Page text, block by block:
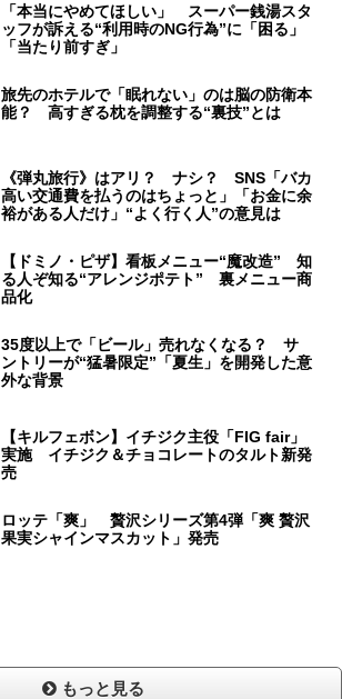
「本当にやめてほしい」 スーパー銭湯スタ
ッフが訴える“利用時のNG行為”に「困る」
「当たり前すぎ」
旅先のホテルで「眠れない」のは脳の防衛本
能？ 高すぎる枕を調整する“裏技”とは
《弾丸旅行》はアリ？ ナシ？ SNS「バカ
高い交通費を払うのはちょっと」「お金に余
裕がある人だけ」“よく行く人”の意見は
【ドミノ・ピザ】看板メニュー“魔改造” 知
る人ぞ知る“アレンジポテト” 裏メニュー商
品化
35度以上で「ビール」売れなくなる？ サ
ントリーが“猛暑限定”「夏生」を開発した意
外な背景
【キルフェボン】イチジク主役「FIG fair」
実施 イチジク＆チョコレートのタルト新発
売
ロッテ「爽」 贅沢シリーズ第4弾「爽 贅沢
果実シャインマスカット」発売
もっと見る